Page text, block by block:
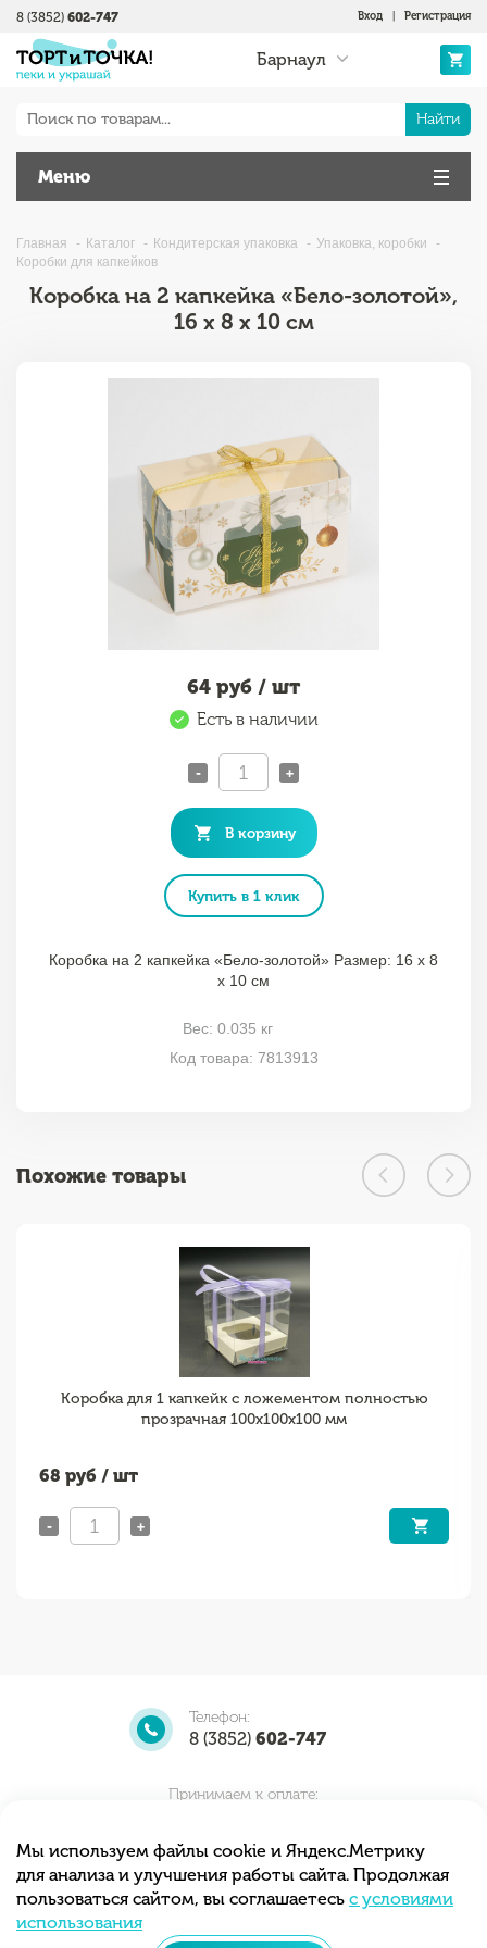
Вход Регистрация
Барнаул
8 (3852) 602-747
Найти
Меню
Главная Каталог Кондитерская упаковка
Упаковка, коробки
Коробки для капкейков
Коробка на 2 капкейка «Бело-золотой»,
16 х 8 х 10 см
64 руб / шт
Есть в наличии
- +
В корзину
Купить в 1 клик
Коробка на 2 капкейка «Бело-золотой» Размер: 16 х 8
х 10 см
Вес: 0.035 кг
Код товара: 7813913
Похожие товары
Коробка для 1 капкейк с ложементом полностью
прозрачная 100х100х100 мм
68 руб / шт
- +
Телефон:
8 (3852) 602-747
Мы принимаем заказы круглосуточно.
Принимаем к оплате:
Мы используем файлы cookie и Яндекс.Метрику
для анализа и улучшения работы сайта. Продолжая
пользоваться сайтом, вы соглашаетесь с условиями
использования